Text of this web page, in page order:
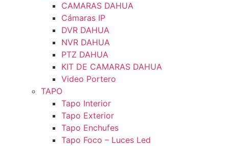
CAMARAS DAHUA
Cámaras IP
DVR DAHUA
NVR DAHUA
PTZ DAHUA
KIT DE CAMARAS DAHUA
Video Portero
TAPO
Tapo Interior
Tapo Exterior
Tapo Enchufes
Tapo Foco – Luces Led